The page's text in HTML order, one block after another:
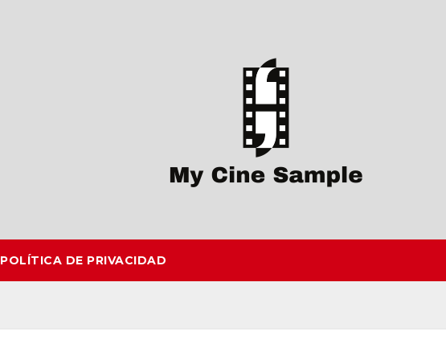
POLÍTICA DE PRIVACIDAD